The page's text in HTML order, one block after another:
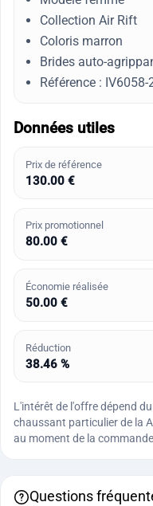
Collection Air Rift
Coloris marron
Brides auto-
Référence : IV6058-
Données utiles
Prix de référence
130.00 €
Prix promotionnel
80.00 €
Économie réalisée
50.00 €
Réduction
38.46 %
L'intérêt de l'offre dépend
chaussant particulier de la
au moment de la
Questions